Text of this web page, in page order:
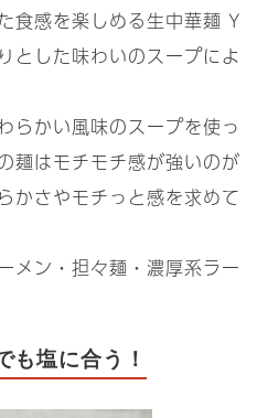
食感を楽しめる生中華麺 Y
とした味わいのスープによ
らかい風味のスープを使っ
麺はモチモチ感が強いのが
かさやモチっと感を求めて
メン・担々麺・濃厚系ラー
も塩に合う！